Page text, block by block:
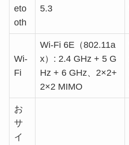
eto
oth
5.3
Wi-
Fi
Wi-Fi 6E（802.11a
x）: 2.4 GHz + 5 G
Hz + 6 GHz、2×2+
2×2 MIMO
お
サ
イ